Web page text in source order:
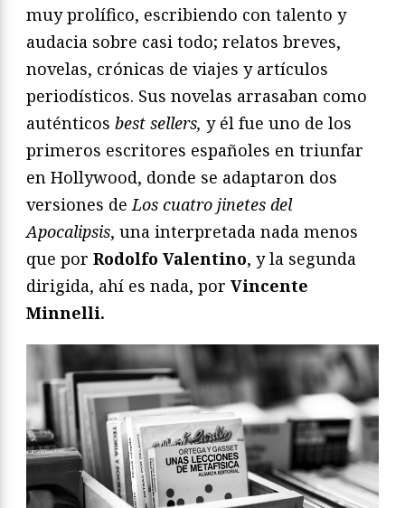
muy prolífico, escribiendo con talento y
audacia sobre casi todo; relatos breves,
novelas, crónicas de viajes y artículos
periodísticos. Sus novelas arrasaban como
auténticos best sellers, y él fue uno de los
primeros escritores españoles en triunfar
en Hollywood, donde se adaptaron dos
versiones deLos cuatro jinetes del
Apocalipsis, una interpretada nada menos
que por Rodolfo Valentino, y la segunda
dirigida, ahí es nada, por Vincente
Minnelli.